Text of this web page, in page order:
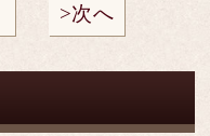
次へ